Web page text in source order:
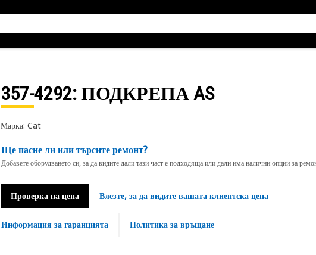
357-4292: ПОДКРЕПА AS
Марка: Cat
Ще пасне ли или търсите ремонт?
Добавете оборудването си, за да видите дали тази част е подходяща или дали има налични опции за
Проверка на цена Влезте, за да видите вашата клиентска цена
Информация за гаранцията Политика за връщане